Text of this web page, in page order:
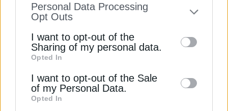
to your opt-out. You may separately opt-out
information by third parties on the IAB’s list
of downstream participants. This
information may also be disclosed by us to
third parties on theIAB’s List of
Downstream Participants
Personal Data Processing
Opt Outs
I want to opt-out of the
Sharing of my personal data.
Opted In
I want to opt-out of the Sale
of my Personal Data.
Opted In
ΔΕΊΤΕ ΕΠΊΣΗΣ